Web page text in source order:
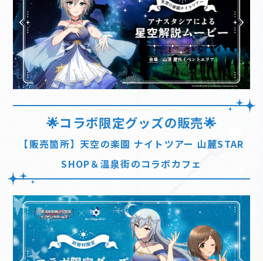
🌟コラボ限定グッズの販売🌟
【販売箇所】天空の楽園 ナイトツアー 山麓STAR
SHOP＆温泉街のコラボカフェ